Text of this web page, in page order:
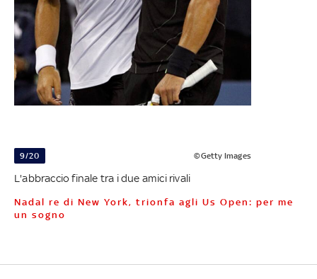
9/20 ©Getty Images
L'abbraccio finale tra i due amici rivali
Nadal re di New York, trionfa agli Us Open: per me
un sogno